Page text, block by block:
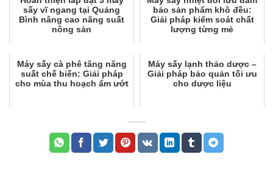
sấy vĩ ngang tại Quảng
Bình nâng cao năng suất
nông sản
bảo sản phẩm khô đều:
Giải pháp kiểm soát chất
lượng từng mẻ
Máy sấy cà phê tăng năng
suất chế biến: Giải pháp
cho mùa thu hoạch ẩm ướt
Máy sấy lạnh thảo dược –
Giải pháp bảo quản tối ưu
cho dược liệu